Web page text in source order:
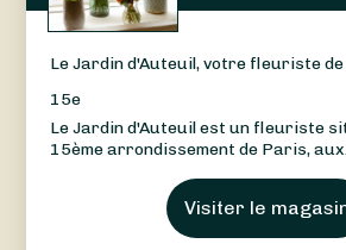
Le Jardin d'Auteuil, votre fleuriste de
15e
Le Jardin d'Auteuil est un fleuriste
15ème arrondissement de Paris,
Visiter le